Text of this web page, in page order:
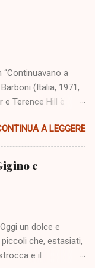
“Continuavano a
(Italia, 1971,
e Terence Hill è
anni fa. Il 5
un numeroso
sua proiezione e
L'evento ci
di film realizzati
ma aiuta la
zero" e
vogliamo riproporre
un'ampia
A LEGGERE
e
un dolce e
che, estasiati,
e il